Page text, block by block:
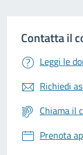
Contatta il
Leggi le
Richiedi
Chiama il
Prenota